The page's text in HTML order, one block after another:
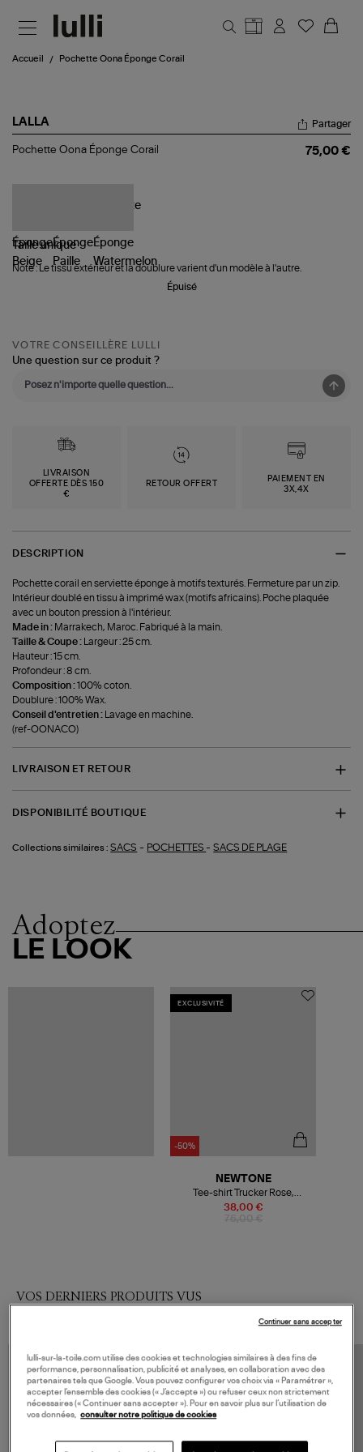
Accueil Pochette Oona Éponge Corail
LALLA
Pochette
Partager
Pochette Oona Éponge Corail 75,00 €
Tailleunique
Note : Le tissu extérieur et la doublure varient d'un modèle à l'autre.
Épuisé
VOTRE CONSEILLÈRE LULLI
Une question sur ce produit ?
LIVRAISON
OFFERTE DÈS 150
€
RETOUR OFFERT
PAIEMENT EN
3X,4X
DESCRIPTION
Pochette corail en serviette éponge à motifs texturés. Fermeture par un zip.
Intérieur doublé en tissu à imprimé wax (motifs africains). Poche plaquée
avec un bouton pression à l'intérieur.
Made in : Marrakech, Maroc. Fabriqué à la main.
Taille & Coupe :
Largeur : 25 cm.
Hauteur : 15 cm.
Profondeur : 8 cm.
Composition :100% coton.
Doublure : 100% Wax.
Conseil d'entretien :
Lavage en machine.
(ref-OONACO)
LIVRAISON ET RETOUR
DISPONIBILITÉ BOUTIQUE
Collections similaires : SACS - POCHETTES -SACS DE PLAGE
Adoptez
LE LOOK
EXCLUSIVITÉ
-50%
38,00 €
NEWTONE
Tee-shirt Trucker Rose,
Exclusivité Lulli
VOS DERNIERS PRODUITS VUS
lulli-sur-la-toile.com utilise des cookies et technologies similaires à des fins de
performance, personnalisation, publicité et analyses, en collaboration avec des
partenaires tels que Google. Vous pouvez configurer vos choix via « Paramétrer »,
accepter l’ensemble des cookies (« J’accepte ») ou refuser ceux non strictement
nécessaires (« Continuer sans accepter »). Pour en savoir plus sur l’utilisation de
vos données, consulter notre politique de cookies
Continuer sans accepter